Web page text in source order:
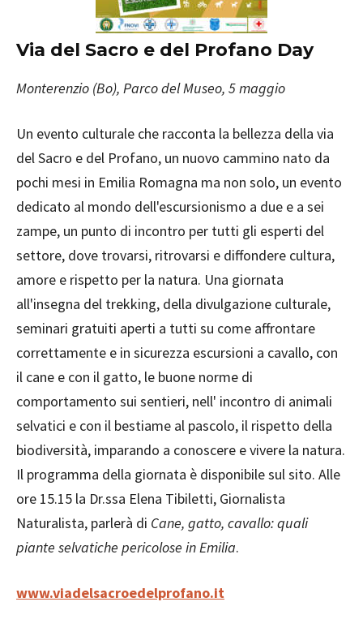
Via del Sacro e del Profano Day
Monterenzio (Bo), Parco del Museo, 5 maggio
Un evento culturale che racconta la bellezza della via
del Sacro e del Profano, un nuovo cammino nato da
pochi mesi in Emilia Romagna ma non solo, un evento
dedicato al mondo dell'escursionismo a due e a sei
zampe, un punto di incontro per tutti gli esperti del
settore, dove trovarsi, ritrovarsi e diffondere cultura,
amore e rispetto per la natura. Una giornata
all'insegna del trekking, della divulgazione culturale,
seminari gratuiti aperti a tutti su come affrontare
correttamente e in sicurezza escursioni a cavallo, con
il cane e con il gatto, le buone norme di
comportamento sui sentieri, nell' incontro di animali
selvatici e con il bestiame al pascolo, il rispetto della
biodiversità, imparando a conoscere e vivere la natura.
Il programma della giornata è disponibile sul sito. Alle
ore 15.15 la Dr.ssa Elena Tibiletti, Giornalista
Naturalista, parlerà di Cane, gatto, cavallo: quali
piante selvatiche pericolose in Emilia.
www.viadelsacroedelprofano.it